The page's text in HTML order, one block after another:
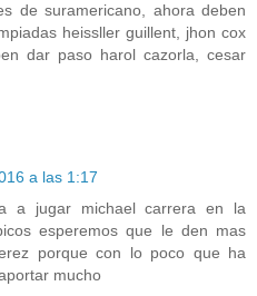
de suramericano, ahora deben
heissller guillent, jhon cox
dar paso harol cazorla, cesar
a las 1:17
a jugar michael carrera en la
esperemos que le den mas
porque con lo poco que ha
mucho